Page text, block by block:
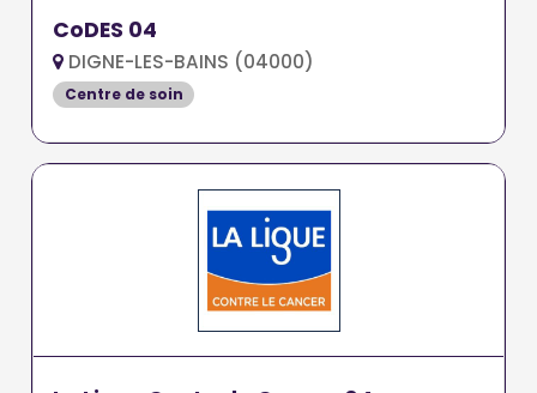
CoDES 04
DIGNE-LES-BAINS (04000)
Centre de soin